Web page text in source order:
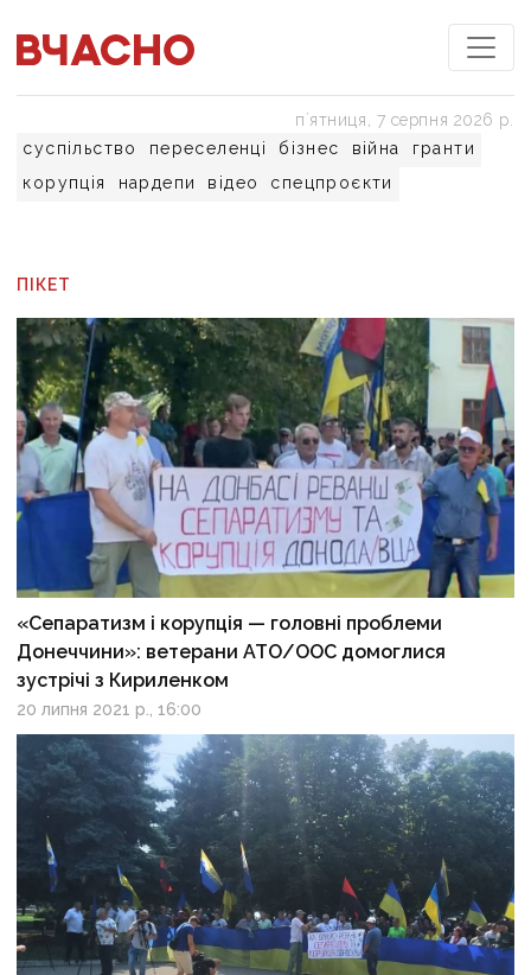
суспільство переселенці бізнес війна
гранти
корупція
нардепи відео спецпроєкти
пʼятниця, 7 серпня 2026 р.
ПІКЕТ
«Сепаратизм і корупція — головні проблеми
Донеччини»: ветерани АТО/ООС домоглися
зустрічі з Кириленком
20 липня 2021 р., 16:00